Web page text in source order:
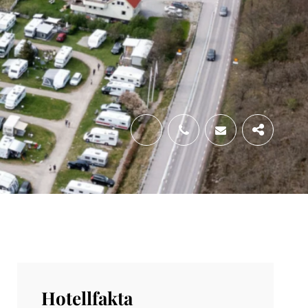
Share
Hotellfakta